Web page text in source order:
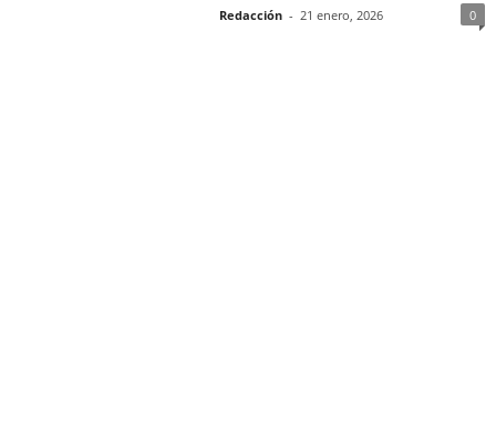
Redacción - 21 enero, 2026 0